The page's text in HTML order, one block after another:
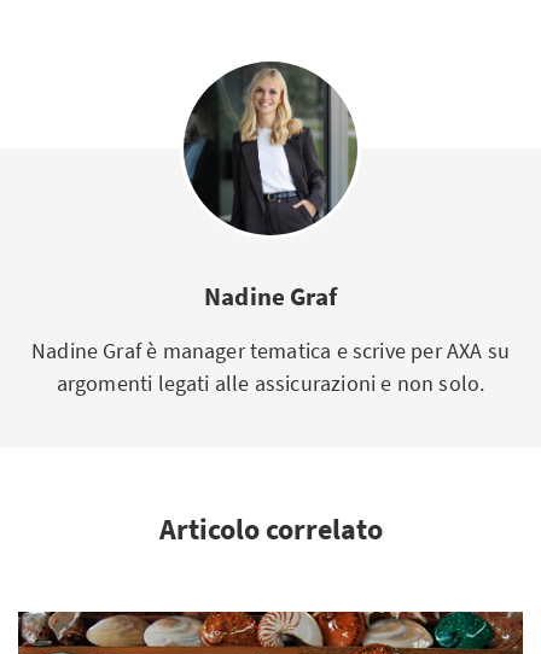
Nadine Graf
Nadine Graf è manager tematica e scrive per AXA su
argomenti legati alle assicurazioni e non solo.
Articolo correlato